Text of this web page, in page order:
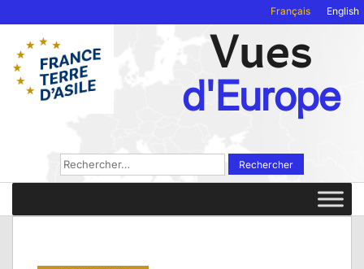
Français English
Vues
d'Europe
Rechercher :